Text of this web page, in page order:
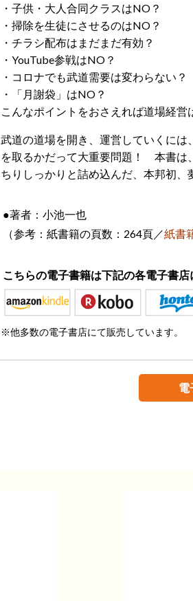
・子供・大人合同クラスはNO？
・掃除を生徒にさせるのはNO？
・チラシ配布はまだまだ有効？
・YouTube参戦はNO？
・コロナでも武道需要は変わらない？
・「月謝袋」はNO？
こんなポイントをおさえれば道場経営
武道の道場を開き、運営していくに
を取るかだって大重要問題！ 本書は
ちりしっかりと詰め込んだ、本邦初、
●著者：小池一也
（参考：紙書籍の頁数：264頁／紙書
こちらの電子書籍は下記の各電子書店
※他多数の電子書店にて販売しています。
電